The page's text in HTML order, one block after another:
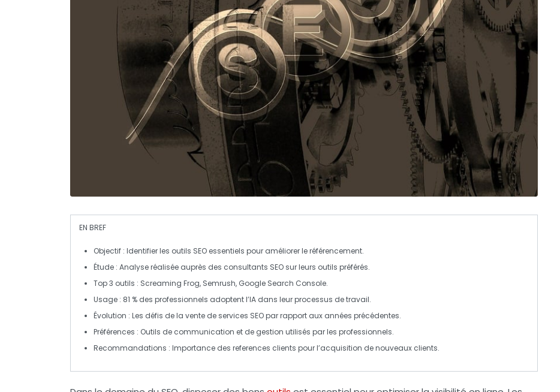
EN BREF
Objectif : Identifier les outils SEO essentiels pour améliorer le référencement.
Étude : Analyse réalisée auprès des consultants SEO sur leurs outils préférés.
Top 3 outils : Screaming Frog, Semrush, Google Search Console.
Usage : 81 % des professionnels adoptent l’IA dans leur processus de travail.
Évolution : Les défis de la vente de services SEOpar rapport aux années précédentes.
Préférences : Outils de communication et de gestion utilisés par les professionnels.
Recommandations : Importance des references clients pour l’acquisition de nouveaux clients.